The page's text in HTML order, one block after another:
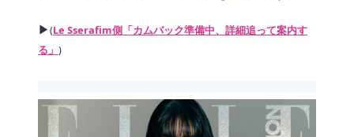
▶(Le Sserafim側「カムバック準備中、詳細追って案内す
る」 )